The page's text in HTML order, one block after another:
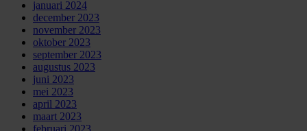
januari 2024
december 2023
november 2023
oktober 2023
september 2023
augustus 2023
juni 2023
mei 2023
april 2023
maart 2023
februari 2023